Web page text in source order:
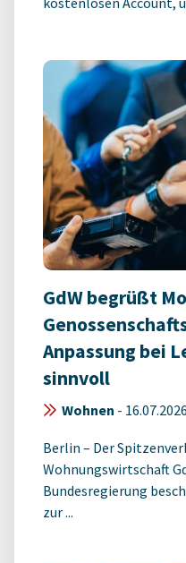
GdW begrüßt
Anpassung bei
sinnvoll
Wohnen - 16.07.2026
Berlin – Der
Wohnungswirtschaft
Bundesregierung
zur ...